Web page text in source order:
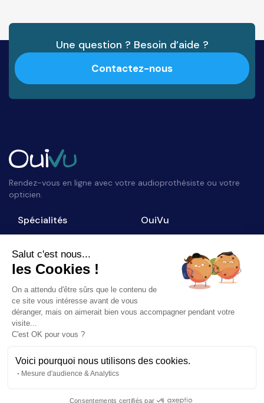
Une question ? Besoin d’aide ?
Contactez-nous
Rendez-vous en ligne avec votre audioprothésiste ou votre
opticien.
Spécialités
Opticiens
Audioprothésistes
OuiVu
Qui sommes-nous ?
Nous contacter
Accès professionnel
Suivez-nous
©2026OuiVu. Tous droits réservés
Salut c'est nous...
les Cookies !
On a attendu d'être sûrs que le contenu de
ce site vous intéresse avant de vous
déranger, mais on aimerait bien vous accompagner pendant votre
visite...
C'est OK pour vous ?
Voici pourquoi nous utilisons des cookies.
Mesure d'audience & Analytics
Consentements certifiés par